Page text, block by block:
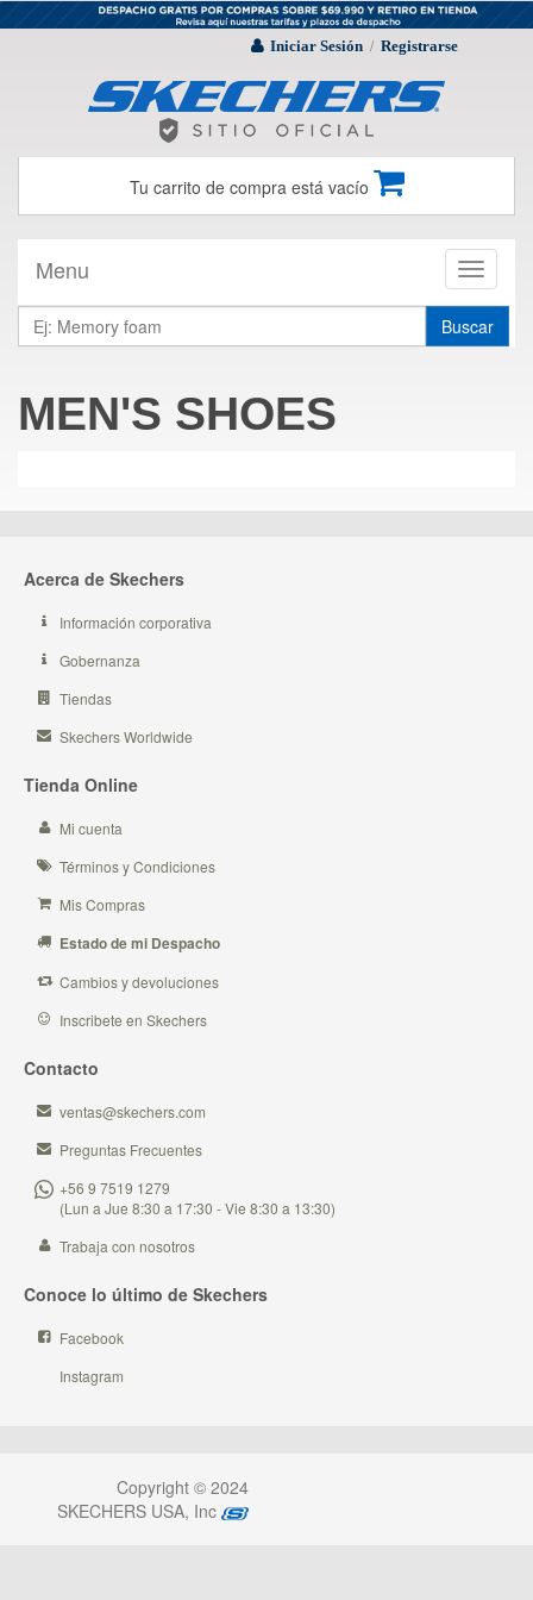
Iniciar Sesión / Registrarse
Tu carrito de compra está vacío
Toggle
Menu
Buscar
MEN'S SHOES
Acerca de Skechers
Información corporativa
Gobernanza
Tiendas
Skechers Worldwide
Tienda Online
Mi cuenta
Términos y Condiciones
Mis Compras
Estado de mi Despacho
Cambios y devoluciones
Inscribete en Skechers
Contacto
ventas@skechers.com
Preguntas Frecuentes
+56 9 7519 1279
(Lun a Jue 8:30 a 17:30 - Vie 8:30 a 13:30)
Trabaja con nosotros
Conoce lo último de Skechers
Facebook
Instagram
Copyright © 2024
SKECHERS USA, Inc